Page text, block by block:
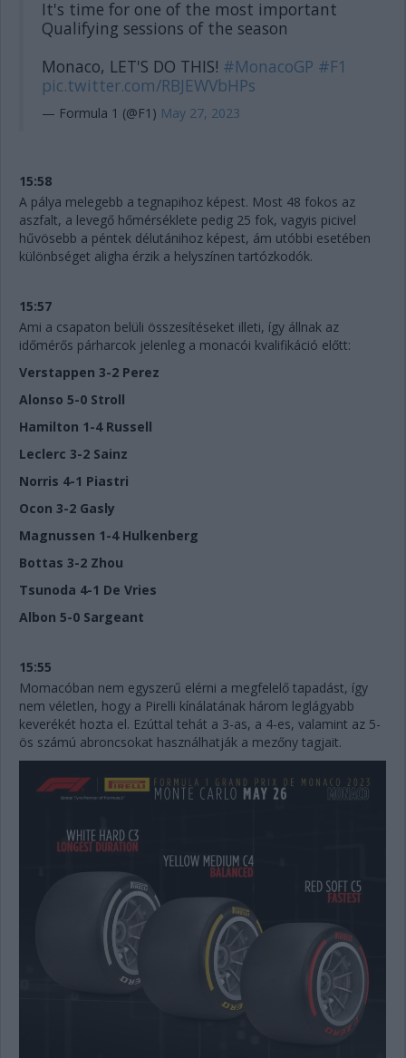
It's time for one of the most important
Qualifying sessions of the season
Monaco, LET'S DO THIS! #MonacoGP #F1
pic.twitter.com/RBJEWVbHPs
— Formula 1 (@F1) May 27, 2023
15:58
A pálya melegebb a tegnapihoz képest. Most 48 fokos az
aszfalt, a levegő hőmérséklete pedig 25 fok, vagyis picivel
hűvösebb a péntek délutánihoz képest, ám utóbbi esetében
különbséget aligha érzik a helyszínen tartózkodók.
15:57
Ami a csapaton belüli összesítéseket illeti, így állnak az
időmérős párharcok jelenleg a monacói kvalifikáció előtt:
Verstappen 3-2 Perez
Alonso 5-0 Stroll
Hamilton 1-4 Russell
Leclerc 3-2 Sainz
Norris 4-1 Piastri
Ocon 3-2 Gasly
Magnussen 1-4 Hulkenberg
Bottas 3-2 Zhou
Tsunoda 4-1 De Vries
Albon 5-0 Sargeant
15:55
Momacóban nem egyszerű elérni a megfelelő tapadást, így
nem véletlen, hogy a Pirelli kínálatának három leglágyabb
keverékét hozta el. Ezúttal tehát a 3-as, a 4-es, valamint az 5-
ös számú abroncsokat használhatják a mezőny tagjait.